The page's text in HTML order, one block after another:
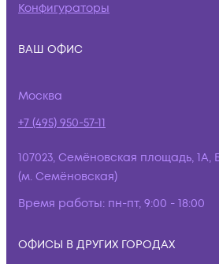
Конфигураторы
ВАШ ОФИС
Москва
+7 (495) 950-57-11
107023, Семёновская площадь,
(м. Семёновская)
Время работы: пн-пт, 9:00 - 18:00
ОФИСЫ В ДРУГИХ ГОРОДАХ